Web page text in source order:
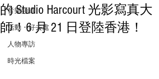
音樂頻道
活動・好去處
人物專訪
時光檔案
的 Studio Harcourt 光影寫真大
師！6 月 21 日登陸香港！